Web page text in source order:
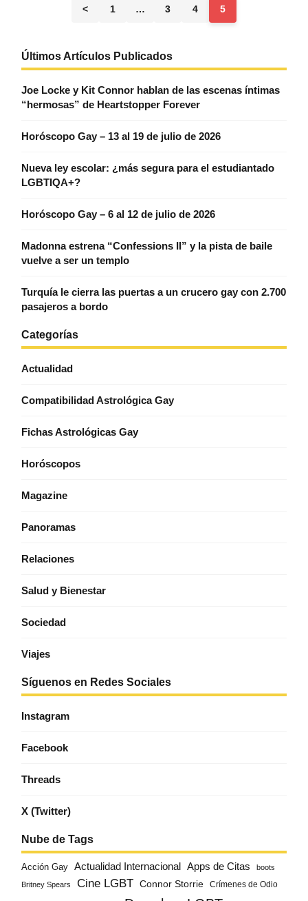
< 1 … 3 4 5
Últimos Artículos Publicados
Joe Locke y Kit Connor hablan de las escenas íntimas
“hermosas” de Heartstopper Forever
Horóscopo Gay – 13 al 19 de julio de 2026
Nueva ley escolar: ¿más segura para el estudiantado
LGBTIQA+?
Horóscopo Gay – 6 al 12 de julio de 2026
Madonna estrena “Confessions II” y la pista de baile
vuelve a ser un templo
Turquía le cierra las puertas a un crucero gay con 2.700
pasajeros a bordo
Categorías
Actualidad
Compatibilidad Astrológica Gay
Fichas Astrológicas Gay
Horóscopos
Magazine
Panoramas
Relaciones
Salud y Bienestar
Sociedad
Viajes
Síguenos en Redes Sociales
Instagram
Facebook
Threads
X (Twitter)
Nube de Tags
Acción Gay Actualidad Internacional Apps de Citas boots
Britney Spears Cine LGBT Connor Storrie Crímenes de Odio